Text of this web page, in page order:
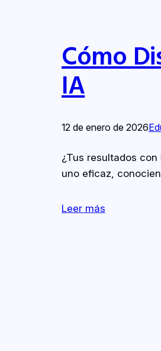
Cómo
IA
12 de enero de 2026
¿Tus resultados
uno eficaz,
Leer más